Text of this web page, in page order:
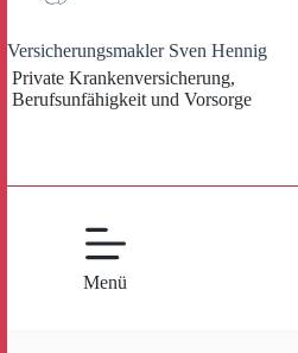
Versicherungsmakler Sven Hennig
Private Krankenversicherung,
Berufsunfähigkeit und Vorsorge
Menü